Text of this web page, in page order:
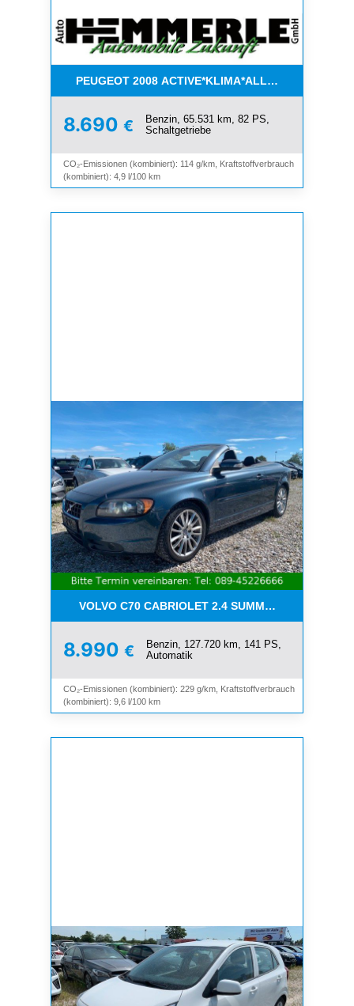
PEUGEOT 2008
8.690 €
Benzin, 65.531 km, 82 PS,
Schaltgetriebe
CO₂-Emissionen (kombiniert): 114 g/km, Kraftstoffverbrauch
(kombiniert): 4,9 l/100 km
VOLVO C70 CABRIOLET 2.4
8.990 €
Benzin, 127.720 km, 141 PS,
Automatik
CO₂-Emissionen (kombiniert): 229 g/km, Kraftstoffverbrauch
(kombiniert): 9,6 l/100 km